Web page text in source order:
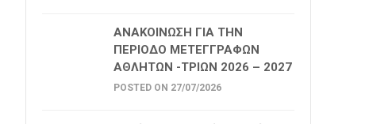
ΑΝΑΚΟΙΝΩΣΗ ΓΙΑ ΤΗΝ
ΠΕΡΙΟΔΟ ΜΕΤΕΓΓΡΑΦΩΝ
ΑΘΛΗΤΩΝ -ΤΡΙΩΝ 2026 – 2027
POSTED ON 27/07/2026